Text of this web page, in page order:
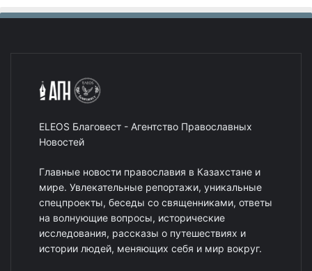
ELEOS Благовест - Агентство Православных
Новостей
Главные новости православия в Казахстане и
мире. Увлекательные репортажи, уникальные
спецпроекты, беседы со священниками, ответы
на волнующие вопросы, исторические
исследования, рассказы о путешествиях и
истории людей, меняющих себя и мир вокруг.